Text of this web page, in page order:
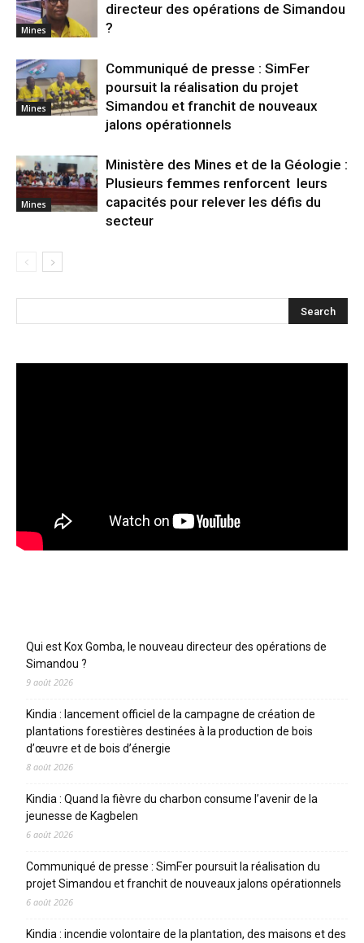
Mines
directeur des opérations de Simandou
?
Mines
Communiqué de presse : SimFer
poursuit la réalisation du projet
Simandou et franchit de nouveaux
jalons opérationnels
Mines
Ministère des Mines et de la Géologie :
Plusieurs femmes renforcent leurs
capacités pour relever les défis du
secteur
Qui est Kox Gomba, le nouveau directeur des opérations de
Simandou ?
9 août 2026
Kindia : lancement officiel de la campagne de création de
plantations forestières destinées à la production de bois
d’œuvre et de bois d’énergie
8 août 2026
Kindia : Quand la fièvre du charbon consume l’avenir de la
jeunesse de Kagbelen
6 août 2026
Communiqué de presse : SimFer poursuit la réalisation du
projet Simandou et franchit de nouveaux jalons opérationnels
6 août 2026
Kindia : incendie volontaire de la plantation, des maisons et des